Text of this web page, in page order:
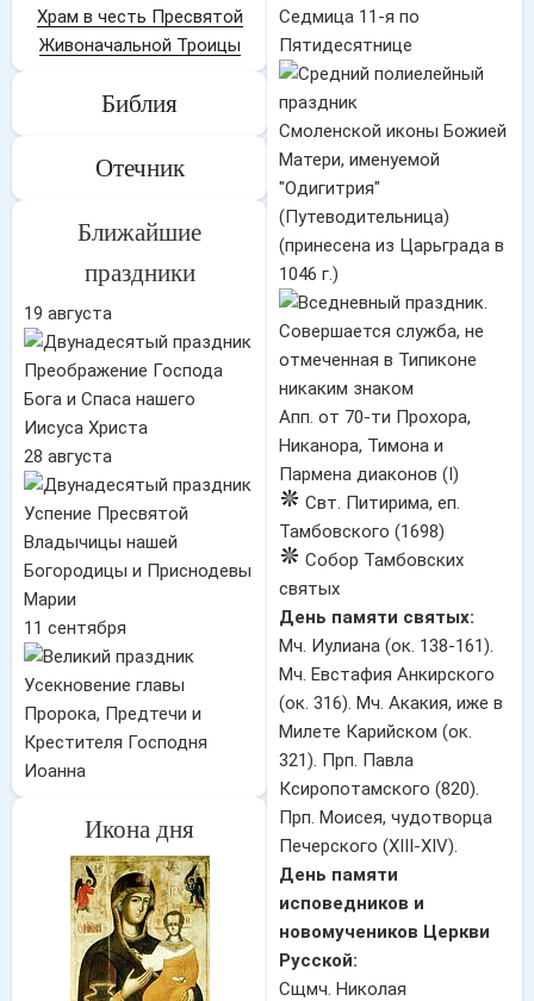
Храм в честь Пресвятой
Живоначальной Троицы
Библия
Отечник
Ближайшие
праздники
19 августа
Преображение Господа
Бога и Спаса нашего
Иисуса Христа
28 августа
Успение Пресвятой
Владычицы нашей
Богородицы и Приснодевы
Марии
11 сентября
Усекновение главы
Пророка, Предтечи и
Крестителя Господня
Иоанна
Икона дня
Седмица 11-я по
Пятидесятнице
Смоленской иконы Божией
Матери, именуемой
"Одигитрия"
(Путеводительница)
(принесена из Царьграда в
1046 г.)
Апп. от 70-ти Прохора,
Никанора, Тимона и
Пармена диаконов (I)
Свт. Питирима, еп.
Тамбовского (1698)
Собор Тамбовских
святых
День памяти святых:
Мч. Иулиана (ок. 138-161).
Мч. Евстафия Анкирского
(ок. 316). Мч. Акакия, иже в
Милете Карийском (ок.
321). Прп. Павла
Ксиропотамского (820).
Прп. Моисея, чудотворца
Печерского (XIII-XIV).
День памяти
исповедников и
новомучеников Церкви
Русской:
Сщмч. Николая